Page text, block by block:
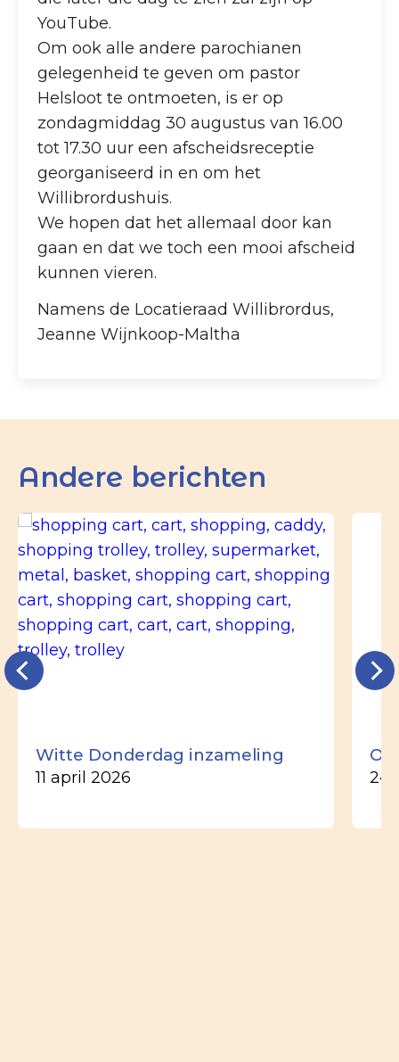
YouTube.
Om ook alle andere parochianen
gelegenheid te geven om pastor
Helsloot te ontmoeten, is er op
zondagmiddag 30 augustus van 16.00
tot 17.30 uur een afscheidsreceptie
georganiseerd in en om het
Willibrordushuis.
We hopen dat het allemaal door kan
gaan en dat we toch een mooi afscheid
kunnen vieren.
Namens de Locatieraad Willibrordus,
Jeanne Wijnkoop-Maltha
Andere berichten
Witte Donderdag inzameling
11 april 2026 24